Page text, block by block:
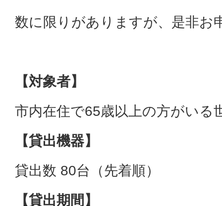
数に限りがありますが、是非お
【対象者】
市内在住で65歳以上の方がいる
【貸出機器】
貸出数 80台（先着順）
【貸出期間】